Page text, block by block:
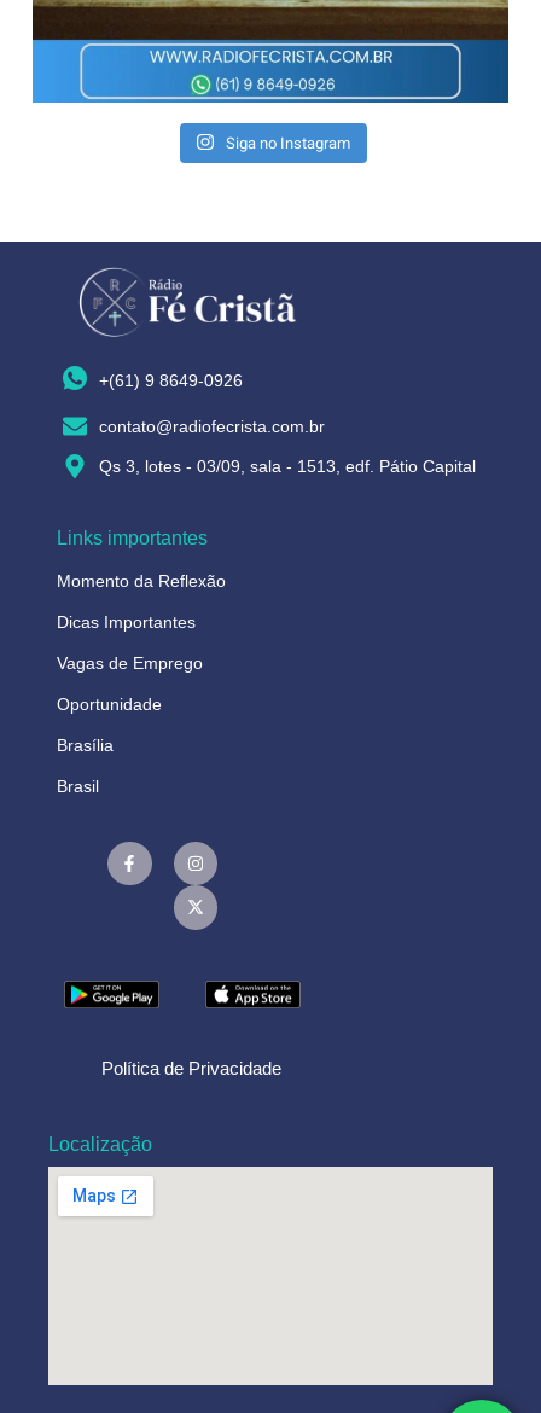
Siga no Instagram
+(61) 9 8649-0926
contato@radiofecrista.com.br
Qs 3, lotes - 03/09, sala - 1513, edf. Pátio Capital
Links importantes
Momento da Reflexão
Dicas Importantes
Vagas de Emprego
Oportunidade
Brasília
Brasil
Política de Privacidade
Localização